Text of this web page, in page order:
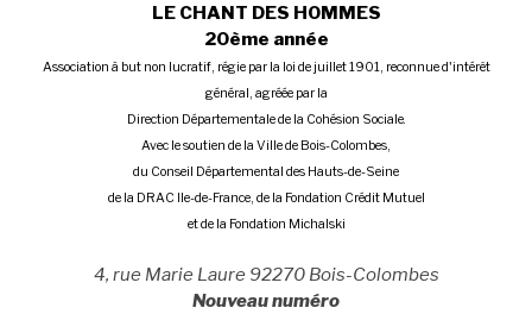
LE CHANT DES HOMMES
20ème année
Association à but non lucratif, régie par la loi de juillet 1901, reconnue d'intérêt
général, agréée par la
Direction Départementale de la Cohésion Sociale.
Avec le soutien de la Ville de Bois-Colombes,
du Conseil Départemental des Hauts-de-Seine
de la DRAC Ile-de-France, de la Fondation Crédit Mutuel
et de la Fondation Michalski
4, rue Marie Laure 92270 Bois-Colombes
Nouveau numéro